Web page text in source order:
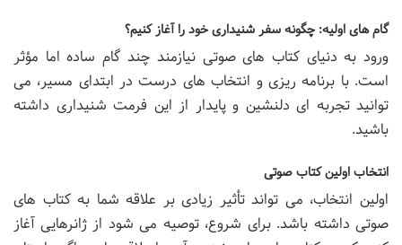
گام های اولیه: چگونه سفر شنیداری خود را آغاز کنیم؟
ورود به دنیای کتاب های صوتی نیازمند چند گام ساده اما مؤثر
است. با برنامه ریزی و انتخاب های درست در ابتدای مسیر، می
توانید تجربه ای دلنشین و پایدار از این فرمت شنیداری داشته
باشید.
انتخاب اولین کتاب صوتی
اولین انتخاب، می تواند تأثیر زیادی بر علاقه شما به کتاب های
صوتی داشته باشد. برای شروع، توصیه می شود از ژانرهایی آغاز